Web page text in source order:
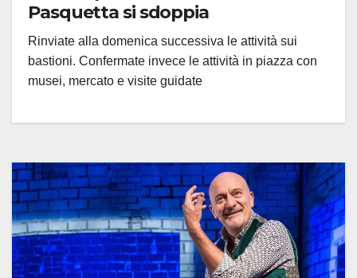
Pasquetta si sdoppia
Rinviate alla domenica successiva le attività sui
bastioni. Confermate invece le attività in piazza con
musei, mercato e visite guidate